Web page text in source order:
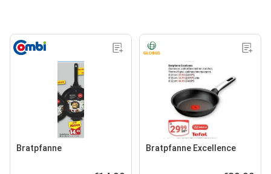
Bratpfanne Bratpfanne Excellence